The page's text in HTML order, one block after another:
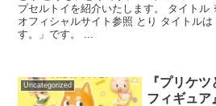
プセルトイを紹介いたします。 タイトル
オフィシャルサイト参照 とり タイトル
す。」です。 ...
Uncategorized
『プリケ
フィギュア